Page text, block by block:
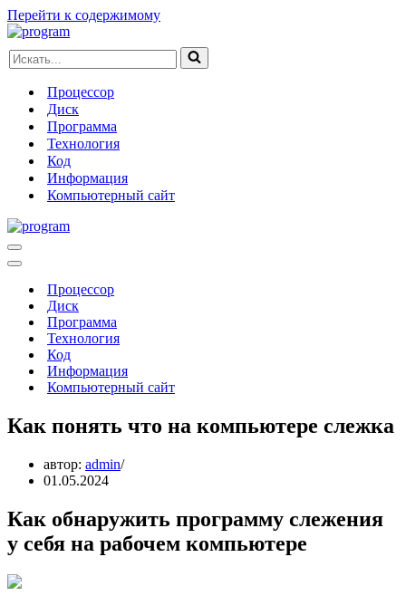
Перейти к содержимому
Искать...
Процессор
Диск
Программа
Технология
Код
Информация
Компьютерный сайт
Меню
навигации
Меню
навигацииПроцессор
Диск
Программа
Технология
Код
Информация
Компьютерный сайт
Как понять что на компьютере слежка
автор: admin
01.05.2024
Как обнаружить программу слежения
у себя на рабочем компьютере